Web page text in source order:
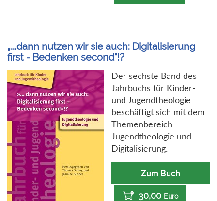
„...dann nutzen wir sie auch: Digitalisierung
first - Bedenken second“!?
Der sechste Band des
Jahrbuchs für Kinder-
und Jugendtheologie
beschäftigt sich mit dem
Themenbereich
Jugendtheologie und
Digitalisierung.
Zum Buch
30,00 Euro